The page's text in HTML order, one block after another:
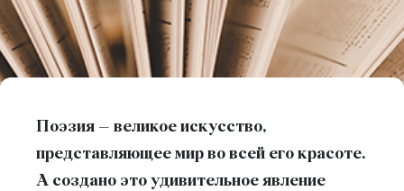
Поэзия – великое искусство,
представляющее мир во всей его красоте.
А создано это удивительное явление